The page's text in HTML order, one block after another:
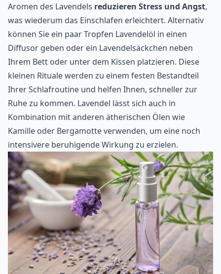
Aromen des Lavendels reduzieren Stress und Angst,
was wiederum das Einschlafen erleichtert. Alternativ
können Sie ein paar Tropfen Lavendelöl in einen
Diffusor geben oder ein Lavendelsäckchen neben
Ihrem Bett oder unter dem Kissen platzieren. Diese
kleinen Rituale werden zu einem festen Bestandteil
Ihrer Schlafroutine und helfen Ihnen, schneller zur
Ruhe zu kommen. Lavendel lässt sich auch in
Kombination mit anderen ätherischen Ölen wie
Kamille oder Bergamotte verwenden, um eine noch
intensivere beruhigende Wirkung zu erzielen.